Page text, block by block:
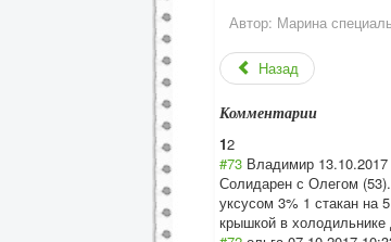
Автор: Марина
Назад
Комментарии
12
#73 Владимир
Солидарен с Олегом
уксусом 3% 1 стакан на
крышкой в холодильнике